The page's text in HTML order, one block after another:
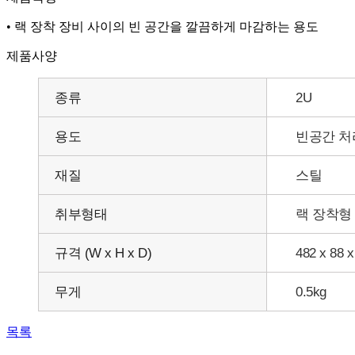
• 랙 장착 장비 사이의 빈 공간을 깔끔하게 마감하는 용도
제품사양
종류 2U
용도 빈공간 처
재질 스틸
취부형태 랙 장착형
규격 (W x H x D) 482 x 88
무게 0.5kg
목록